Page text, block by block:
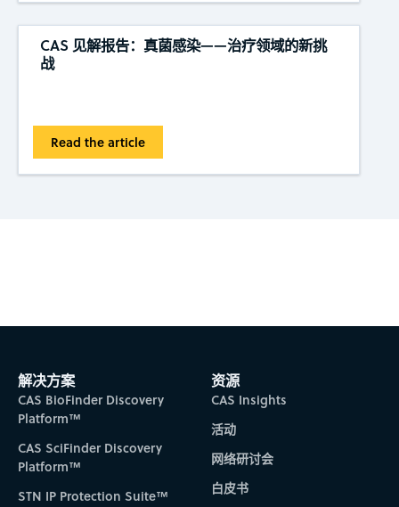
CAS 见解报告：真菌感染——治疗领域的新挑
战
Read the article
Subscribe to CAS Insights
解决方案
CAS BioFinder Discovery
Platform™
CAS SciFinder Discovery
Platform™
STN IP Protection Suite™
资源
CAS Insights
活动
网络研讨会
白皮书